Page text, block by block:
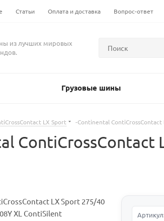
Статьи Оплата и доставка Вопрос-ответ
из лучших мировых
Грузовые шины
LX Sport -Continental
ContiCrossContact